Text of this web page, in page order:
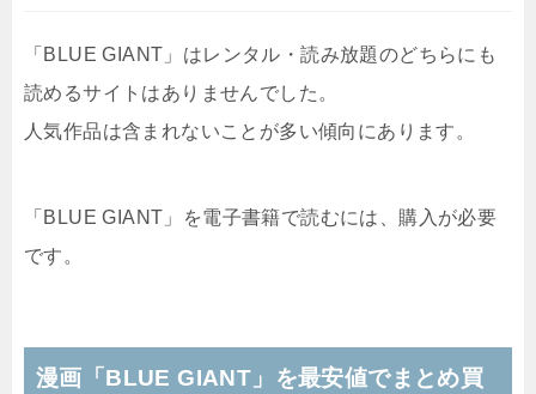
「BLUE GIANT」はレンタル・読み放題のどちらにも
読めるサイトはありませんでした。
人気作品は含まれないことが多い傾向にあります。
「BLUE GIANT」を電子書籍で読むには、購入が必要
です。
漫画「BLUE GIANT 」を最安値でまとめ買